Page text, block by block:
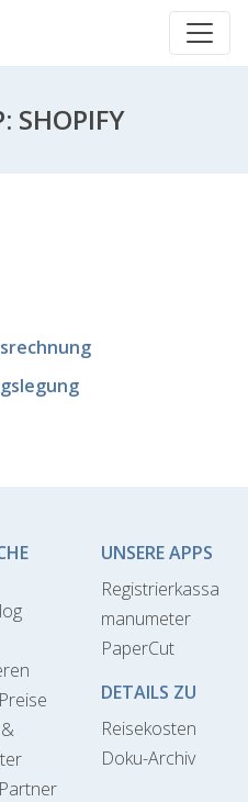
SHOPIFY
UNSERE APPS
Registrierkassa
manumeter
PaperCut
DETAILS ZU
Reisekosten
Doku-Archiv